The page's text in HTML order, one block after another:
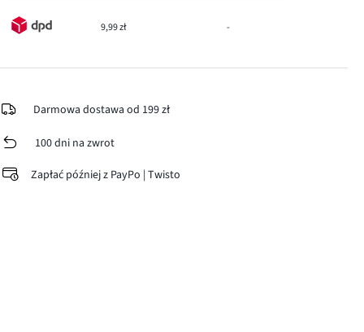
9,99 zł -
Darmowa dostawa od 199 zł
100 dni na zwrot
Zapłać później z PayPo | Twisto